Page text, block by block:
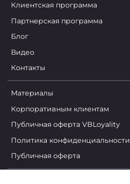
Клиентская программа
Партнерская программа
Блог
Видео
Контакты
Материалы
Корпоративным клиентам
Публичная оферта VBLoyality
Политика конфиденциальности
Публичная оферта